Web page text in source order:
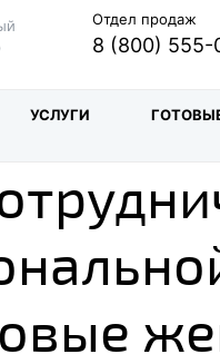
Отдел продаж
8 (800) 555-
УСЛУГИ